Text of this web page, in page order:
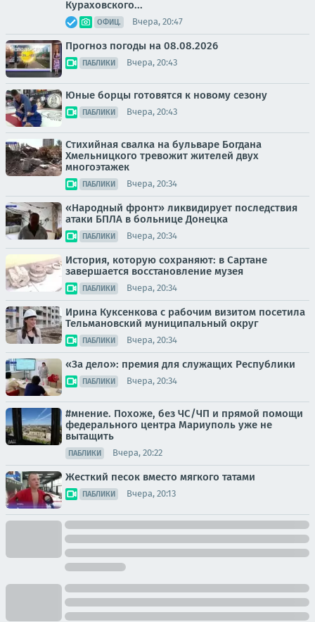
Кураховского...
ОФИЦ. Вчера, 20:47
Прогноз погоды на 08.08.2026
ПАБЛИКИ Вчера, 20:43
Юные борцы готовятся к новому сезону
ПАБЛИКИ Вчера, 20:43
Стихийная свалка на бульваре Богдана
Хмельницкого тревожит жителей двух
многоэтажек
ПАБЛИКИ Вчера, 20:34
«Народный фронт» ликвидирует последствия
атаки БПЛА в больнице Донецка
ПАБЛИКИ Вчера, 20:34
История, которую сохраняют: в Сартане
завершается восстановление музея
ПАБЛИКИ Вчера, 20:34
Ирина Куксенкова с рабочим визитом посетила
Тельмановский муниципальный округ
ПАБЛИКИ Вчера, 20:34
«За дело»: премия для служащих Республики
ПАБЛИКИ Вчера, 20:34
#мнение. Похоже, без ЧС/ЧП и прямой помощи
федерального центра Мариуполь уже не
вытащить
ПАБЛИКИ Вчера, 20:22
Жесткий песок вместо мягкого татами
ПАБЛИКИ Вчера, 20:13